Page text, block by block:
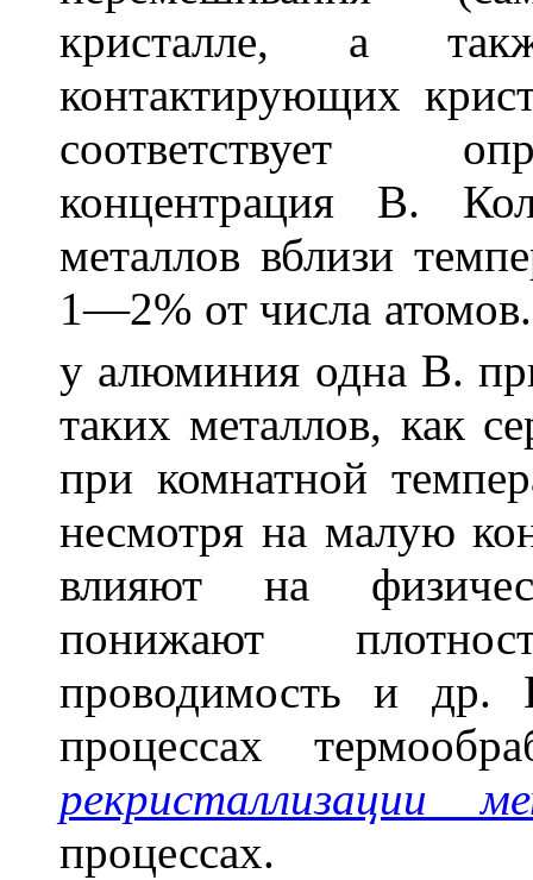
кристалле, а
контактирующих
соответствует
концентрация В.
металлов вблизи
1—2% от числа
у алюминия одна В.
таких металлов, как
при комнатной
несмотря на малую
влияют на
понижают
проводимость и
процессах
рекристаллизации
процессах.